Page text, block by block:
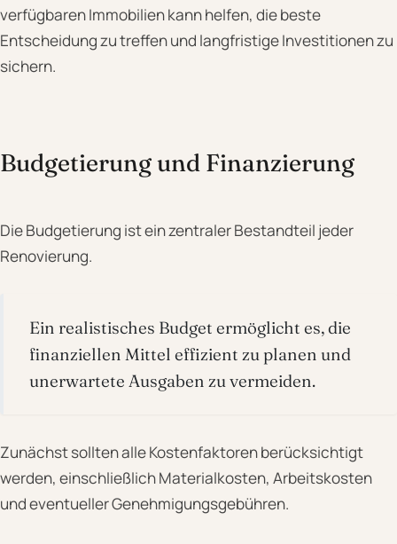
verfügbaren Immobilien kann helfen, die beste
Entscheidung zu treffen und langfristige Investitionen zu
sichern.
Budgetierung und Finanzierung
Die Budgetierung ist ein zentraler Bestandteil jeder
Renovierung.
Ein realistisches Budget ermöglicht es, die
finanziellen Mittel effizient zu planen und
unerwartete Ausgaben zu vermeiden.
Zunächst sollten alle Kostenfaktoren berücksichtigt
werden, einschließlich Materialkosten, Arbeitskosten
und eventueller Genehmigungsgebühren.